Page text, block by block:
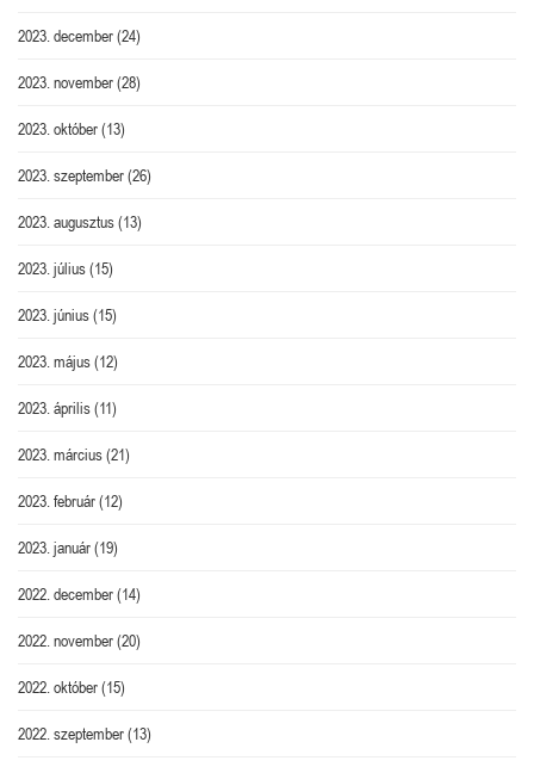
2023. december(24)
2023. november(28)
2023. október(13)
2023. szeptember(26)
2023. augusztus(13)
2023. július(15)
2023. június(15)
2023. május(12)
2023. április(11)
2023. március(21)
2023. február(12)
2023. január(19)
2022. december(14)
2022. november(20)
2022. október(15)
2022. szeptember(13)